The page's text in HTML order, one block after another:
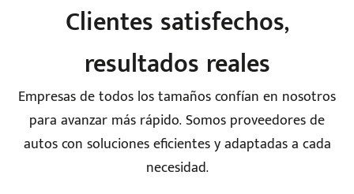
Clientes satisfechos,
resultados reales
Empresas de todos los tamaños confían en nosotros
para avanzar más rápido. Somos proveedores de
autos con soluciones eficientes y adaptadas a cada
necesidad.